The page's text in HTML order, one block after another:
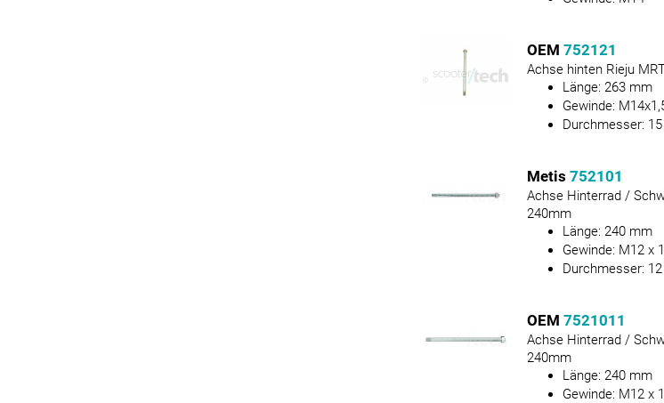
OEM 752121
Achse hinten Rieju
Länge: 263 mm
Gewinde:
Durchmesser: 15
Metis 752101
Achse Hinterrad /
240mm
Länge: 240 mm
Gewinde: M12 x
Durchmesser: 12
OEM 7521011
Achse Hinterrad /
240mm
Länge: 240 mm
Gewinde: M12 x